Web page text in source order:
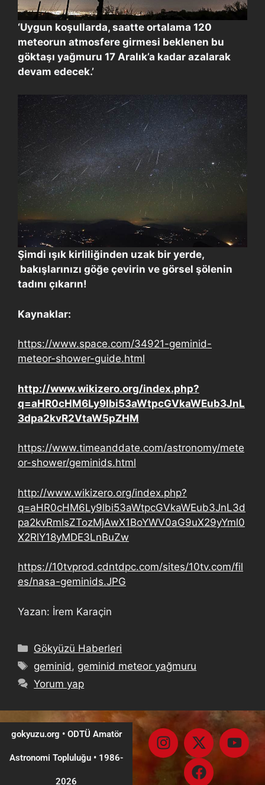
‘Uygun koşullarda, saatte ortalama 120
meteorun atmosfere girmesi beklenen bu
göktaşı yağmuru 17 Aralık’a kadar azalarak
devam edecek.’
Şimdi ışık kirliliğinden uzak bir yerde,
bakışlarınızı göğe çevirin ve görsel şölenin
tadını çıkarın!
Kaynaklar:
https://www.space.com/34921-geminid-
meteor-shower-guide.html
http://www.wikizero.org/index.php?
q=aHR0cHM6Ly9lbi53aWtpcGVkaWEub3JnL
3dpa2kvR2VtaW5pZHM
https://www.timeanddate.com/astronomy/mete
or-shower/geminids.html
http://www.wikizero.org/index.php?
q=aHR0cHM6Ly9lbi53aWtpcGVkaWEub3JnL3d
pa2kvRmlsZTozMjAwX1BoYWV0aG9uX29yYml0
X2RlY18yMDE3LnBuZw
https://10tvprod.cdntdpc.com/sites/10tv.com/fil
es/nasa-geminids.JPG
Yazan: İrem Karaçin
Gökyüzü Haberleri
geminid , geminid meteor yağmuru
Yorum yap
gokyuzu.org • ODTÜ Amatör
Astronomi Topluluğu •1986-
2026